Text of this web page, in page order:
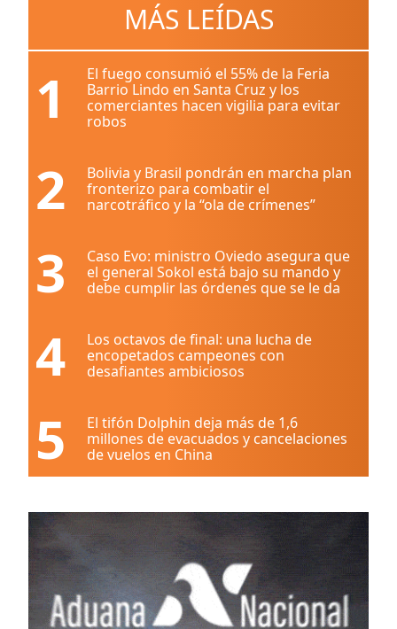
MÁS LEÍDAS
1
El fuego consumió el 55% de la Feria
Barrio Lindo en Santa Cruz y los
comerciantes hacen vigilia para evitar
robos
2
Bolivia y Brasil pondrán en marcha plan
fronterizo para combatir el
narcotráfico y la “ola de crímenes”
3
Caso Evo: ministro Oviedo asegura que
el general Sokol está bajo su mando y
debe cumplir las órdenes que se le da
4
Los octavos de final: una lucha de
encopetados campeones con
desafiantes ambiciosos
5
El tifón Dolphin deja más de 1,6
millones de evacuados y cancelaciones
de vuelos en China